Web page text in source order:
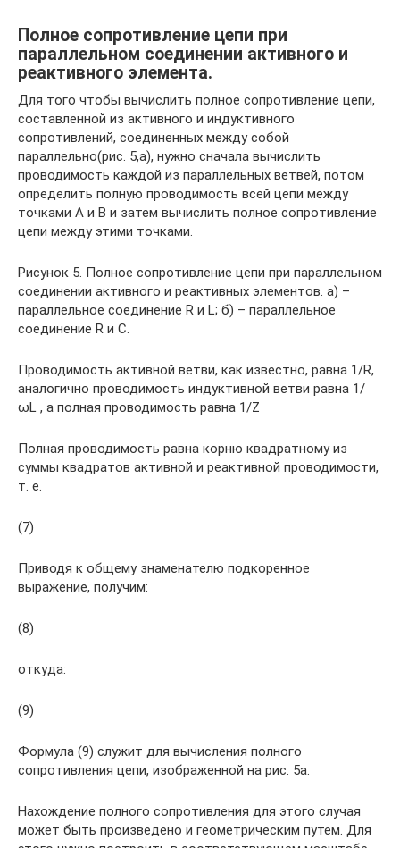
Полное сопротивление цепи при
параллельном соединении активного и
реактивного элемента.
Для того чтобы вычислить полное сопротивление цепи,
составленной из активного и индуктивного
сопротивлений, соединенных между собой
параллельно(рис. 5,а), нужно сначала вычислить
проводимость каждой из параллельных ветвей, потом
определить полную проводимость всей цепи между
точками А и В и затем вычислить полное сопротивление
цепи между этими точками.
Рисунок 5. Полное сопротивление цепи при параллельном
соединении активного и реактивных элементов. а) –
параллельное соединение R и L; б) – параллельное
соединение R и C.
Проводимость активной ветви, как известно, равна 1/R,
аналогично проводимость индуктивной ветви равна 1/
ωL , а полная проводимость равна 1/Z
Полная проводимость равна корню квадратному из
суммы квадратов активной и реактивной проводимости,
т. е.
(7)
Приводя к общему знаменателю подкоренное
выражение, получим:
(8)
откуда:
(9)
Формула (9) служит для вычисления полного
сопротивления цепи, изображенной на рис. 5а.
Нахождение полного сопротивления для этого случая
может быть произведено и геометрическим путем. Для